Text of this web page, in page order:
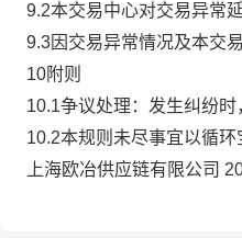
9.2本交易中心对交易异常
9.3因交易异常情况及本交
10附则
10.1争议处理：发生纠纷
10.2本规则未尽事宜以循环
上海欧冶供应链有限公司